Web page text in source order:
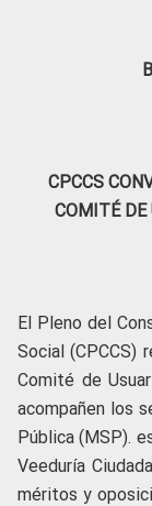
CPCCS
COMITÉ DE
El Pleno del
Social (CPCCS)
Comité de
acompañen los
Pública (MSP).
Veeduría
méritos y